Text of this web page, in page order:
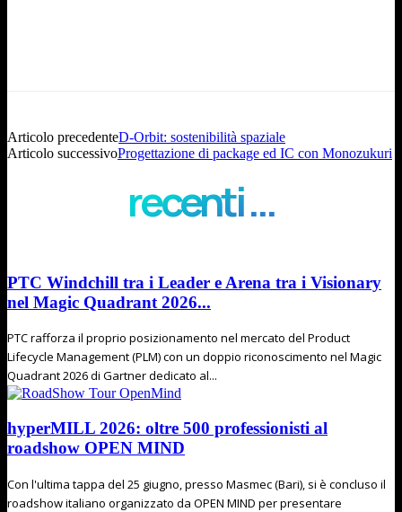
Articolo precedenteD-Orbit: sostenibilità spaziale
Articolo successivoProgettazione di package ed IC con Monozukuri
recenti ...
PTC Windchill tra i Leader e Arena tra i Visionary
nel Magic Quadrant 2026...
PTC rafforza il proprio posizionamento nel mercato del Product
Lifecycle Management (PLM) con un doppio riconoscimento nel Magic
Quadrant 2026 di Gartner dedicato al...
hyperMILL 2026: oltre 500 professionisti al
roadshow OPEN MIND
Con l'ultima tappa del 25 giugno, presso Masmec (Bari), si è concluso il
roadshow italiano organizzato da OPEN MIND per presentare